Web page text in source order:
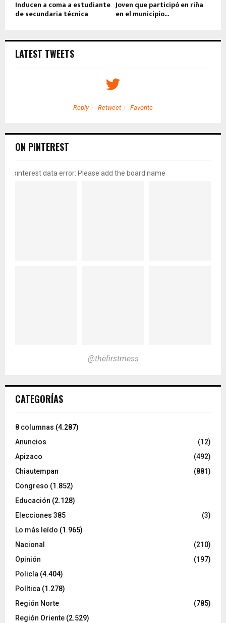
Inducen a coma a estudiante
de secundaria técnica
Joven que participó en riña
en el municipio...
LATEST TWEETS
Reply Retweet Favorite
ON PINTEREST
pinterest data error: Please add the board name
@thefirstmess
CATEGORÍAS
8 columnas (4.287)
Anuncios
(12)
Apizaco
(492)
Chiautempan
(881)
Congreso (1.852)
Educación (2.128)
Elecciones 385
(3)
Lo más leído (1.965)
Nacional
(210)
Opinión
(197)
Policía (4.404)
Política (1.278)
Región Norte
(785)
Región Oriente (2.529)